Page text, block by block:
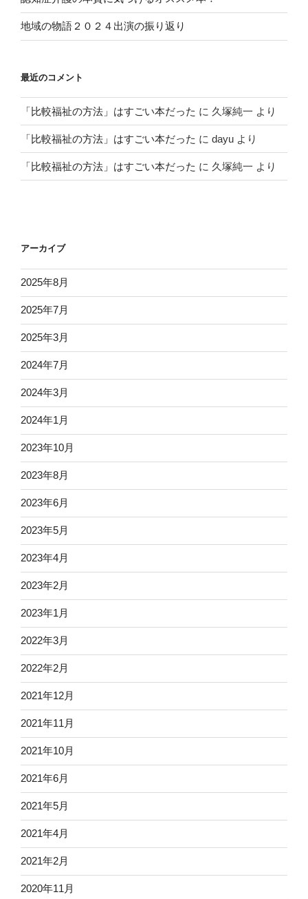
地域の物語２０２４出演の振り返り
最近のコメント
「比較福祉の方法」はすごい本だった に 久塚純一 より
「比較福祉の方法」はすごい本だった に dayu より
「比較福祉の方法」はすごい本だった に 久塚純一 より
アーカイブ
2025年8月
2025年7月
2025年3月
2024年7月
2024年3月
2024年1月
2023年10月
2023年8月
2023年6月
2023年5月
2023年4月
2023年2月
2023年1月
2022年3月
2022年2月
2021年12月
2021年11月
2021年10月
2021年6月
2021年5月
2021年4月
2021年2月
2020年11月